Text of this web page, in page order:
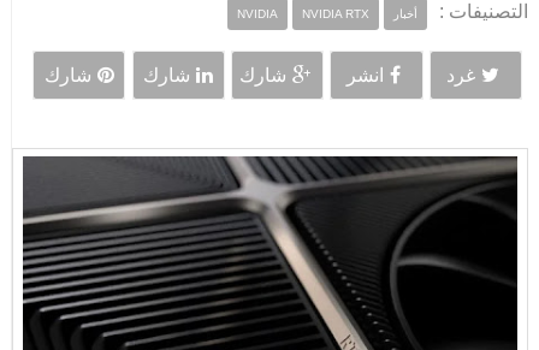
التصنيفات : أخبار NVIDIA NVIDIA RTX
غرد انشر شارك شارك شارك